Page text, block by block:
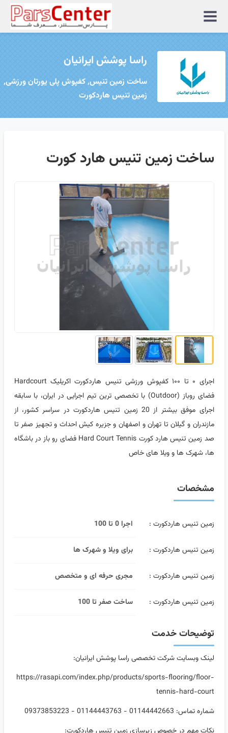
منوی
سایت
راسا پوشش ایرانیان
ساخت زمین تنیس, کفپوش پلی یورتان ورزشی,
زمین تنیس هاردکورت
ساخت زمین تنیس هارد کورت
اجرای ۰ تا ۱۰۰ کفپوش ورزشی تنیس هاردکورت اکریلیک Hardcourt
فضای روباز (Outdoor) با تخصصی ترین تیم اجرایی در ایران، با سابقه
اجرای موفق بیشتر از 20 زمین تنیس هاردکورت در سراسر کشور، از
مازندران و گیلان تا تهران و اصفهان و جزیره کیش احداث و تجهیز صفر تا
صد زمین تنیس هارد کورت Hard Court Tennis فضای رو باز در باشگاه
ها، شهرک ها و ویلا های خاص
مشخصات
زمین تنیس هاردکورت : اجرا 0 تا 100
زمین تنیس هاردکورت : برای ویلا و شهرک ها
زمین تنیس هاردکورت : مجری حرفه ای و متخصص
زمین تنیس هاردکورت : ساخت صفر تا 100
توضیحات خدمت
لینک وبسایت شرکت تخصصی راسا پوشش ایرانیان:
https://rasapi.com/index.php/products/sports-flooring/floor-
tennis-hard-court
شماره تماس: 01144442663 - 01144443763 - 09373853223